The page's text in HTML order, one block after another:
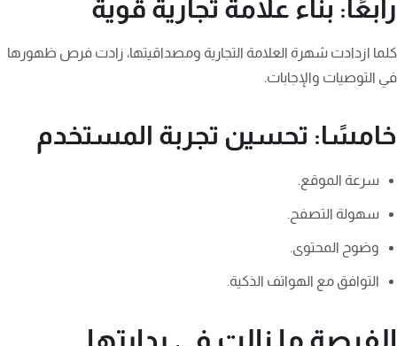
رابعًا: بناء علامة تجارية قوية
كلما ازدادت شهرة العلامة التجارية ومصداقيتها، زادت فرص ظهورها
في التوصيات والإجابات.
خامسًا: تحسين تجربة المستخدم
سرعة الموقع.
سهولة التصفح.
وضوح المحتوى.
التوافق مع الهواتف الذكية.